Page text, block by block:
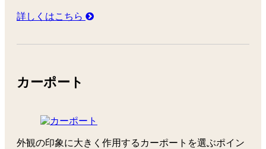
詳しくはこちら
カーポート
外観の印象に大きく作用するカーポートを選ぶポイン